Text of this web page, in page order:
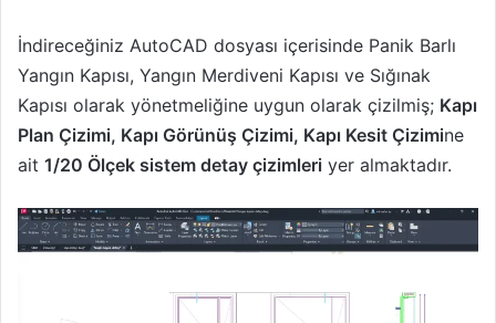
İndireceğiniz AutoCAD dosyası içerisinde Panik Barlı
Yangın Kapısı, Yangın Merdiveni Kapısı ve Sığınak
Kapısı olarak yönetmeliğine uygun olarak çizilmiş; Kapı
Plan Çizimi, Kapı Görünüş Çizimi, Kapı Kesit Çizimine
ait 1/20 Ölçek sistem detay çizimleri yer almaktadır.